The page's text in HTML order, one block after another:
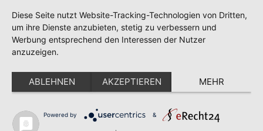
Polska
Português
Nederlands
Svenska
Diese Seite nutzt Website-Tracking-Technologien von Dritten,
um ihre Dienste anzubieten, stetig zu verbessern und
Werbung entsprechend den Interessen der Nutzer
anzuzeigen.
ABLEHNEN AKZEPTIEREN MEHR
Powered by &